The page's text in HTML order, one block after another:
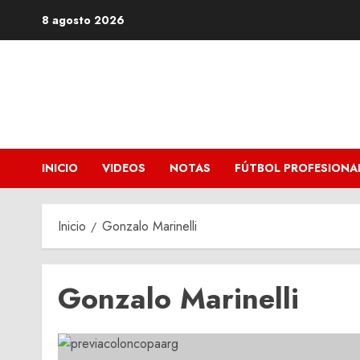
8 agosto 2026
INICIO VIDEOS NOTAS FÚTBOL
Inicio Gonzalo Marinelli
Gonzalo Marinelli